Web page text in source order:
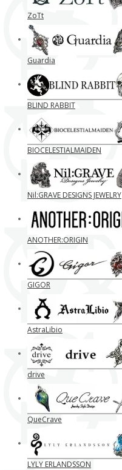
ZoTt
Guardia
BLIND RABBIT
BIOCELESTIALMAIDEN
Nil:GRAVE DESIGNS JEWELRY
ANOTHER:ORIGIN
GIGOR
AstraLibio
drive
QueCrave
LYLY ERLANDSSON